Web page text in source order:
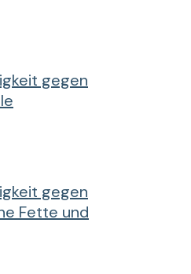
gegen
gegen
Fette und